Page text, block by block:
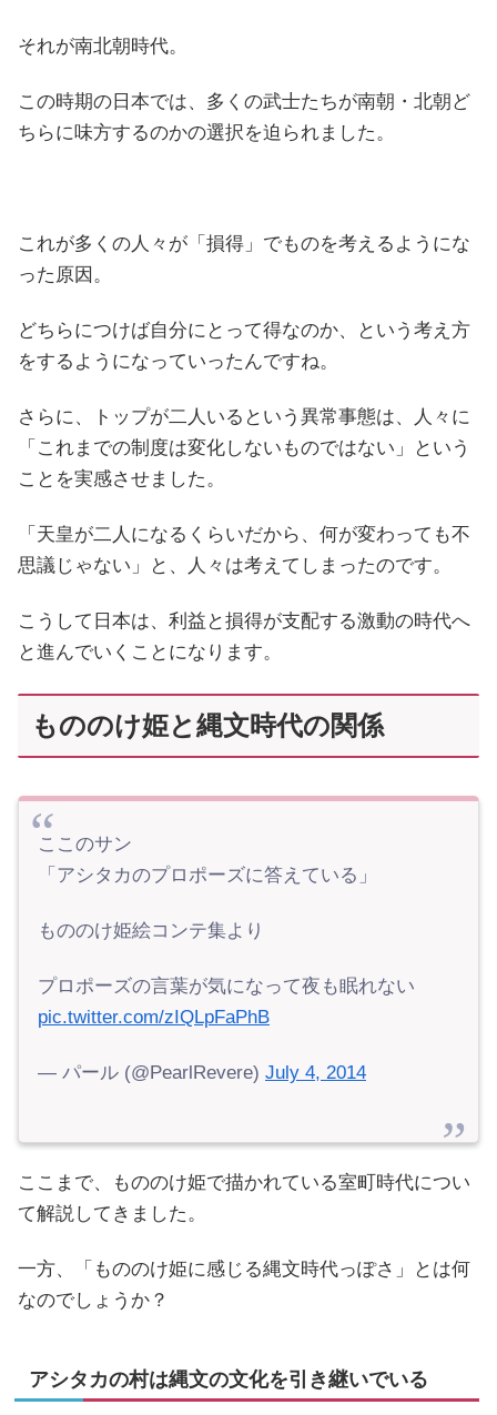
それが南北朝時代。
この時期の日本では、多くの武士たちが南朝・北朝ど
ちらに味方するのかの選択を迫られました。
これが多くの人々が「損得」でものを考えるようにな
った原因。
どちらにつけば自分にとって得なのか、という考え方
をするようになっていったんですね。
さらに、トップが二人いるという異常事態は、人々に
「これまでの制度は変化しないものではない」という
ことを実感させました。
「天皇が二人になるくらいだから、何が変わっても不
思議じゃない」と、人々は考えてしまったのです。
こうして日本は、利益と損得が支配する激動の時代へ
と進んでいくことになります。
もののけ姫と縄文時代の関係
ここのサン
「アシタカのプロポーズに答えている」
もののけ姫絵コンテ集より
プロポーズの言葉が気になって夜も眠れない
pic.twitter.com/zIQLpFaPhB
— パール (@PearlRevere) July 4, 2014
ここまで、もののけ姫で描かれている室町時代につい
て解説してきました。
一方、「もののけ姫に感じる縄文時代っぽさ」とは何
なのでしょうか？
アシタカの村は縄文の文化を引き継いでいる